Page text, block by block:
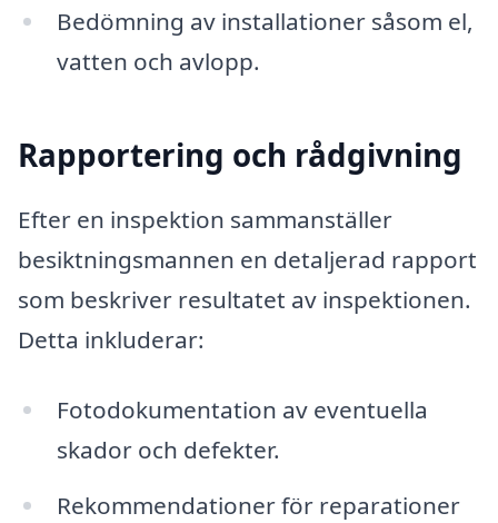
Bedömning av installationer såsom el,
vatten och avlopp.
Rapportering och rådgivning
Efter en inspektion sammanställer
besiktningsmannen en detaljerad rapport
som beskriver resultatet av inspektionen.
Detta inkluderar:
Fotodokumentation av eventuella
skador och defekter.
Rekommendationer för reparationer